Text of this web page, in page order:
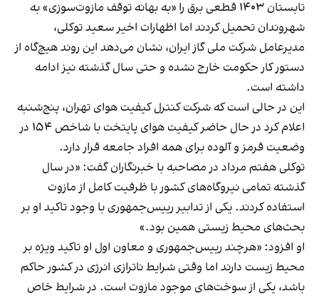
تابستان ۱۴۰۳ قطعی برق را «به بهانه توقف مازوت‌سوزی» به
شهروندان تحمیل کردند اما اظهارات اخیر سعید توکلی،
مدیرعامل شرکت ملی گاز ایران، نشان می‌دهد این روند هیچ‌گاه از
دستور کار حکومت خارج نشده و حتی سال گذشته نیز ادامه
داشته است.
این در حالی است که شرکت کنترل کیفیت هوای تهران، پنج‌شنبه
اعلام کرد در حال حاضر کیفیت هوای پایتخت با شاخص ۱۵۴ در
وضعیت قرمز و آلوده برای همه افراد جامعه قرار دارد.
توکلی هفتم مرداد در مصاحبه با خبرنگاران گفت: «در سال
گذشته تمامی نیروگاه‌های کشور با ظرفیت کامل از مازوت
استفاده کردند. یکی از تدابیر رییس‌جمهوری با وجود تاکید او بر
بحث‌های محیط‌ زیستی همین بود.»
او افزود: «هرچند رییس‌جمهوری و معاون اول او تاکید ویژه بر
محیط زیست دارند اما وقتی شرایط ناترازی انرژی در کشور حاکم
باشد، یکی از سوخت‌های موجود مازوت است. در شرایط خاص